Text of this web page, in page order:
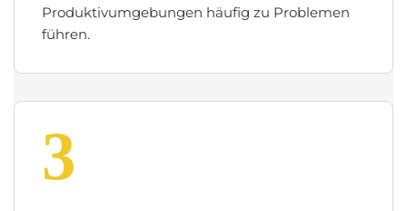
Produktivumgebungen häufig zu Problemen
führen.
3